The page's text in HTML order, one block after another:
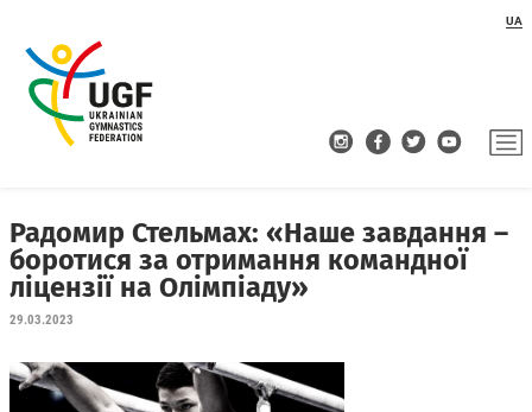
UA
Радомир Стельмах: «Наше завдання –
боротися за отримання командної
ліцензії на Олімпіаду»
29.03.2023